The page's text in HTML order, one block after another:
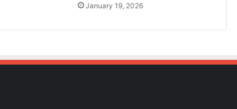
January 19, 2026